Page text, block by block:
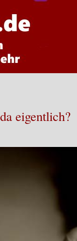
eigentlich?